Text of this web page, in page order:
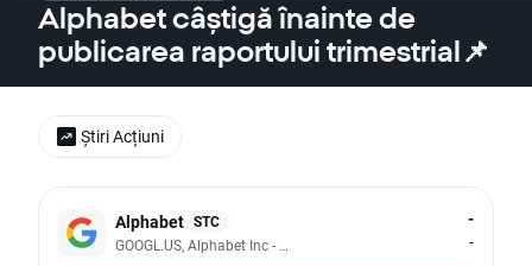
Alphabet câștigă înainte de
publicarea raportului trimestrial📌
Alphabet STC
GOOGL.US, Alphabet Inc - Class A
-
-
Știri Acțiuni